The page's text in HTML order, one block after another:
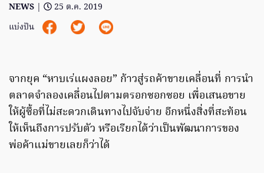
NEWS |
25 ต.ค. 2019
แบ่งปัน
จากยุค “หาบเร่แผงลอย” ก้าวสู่รถค้าขายเคลื่อนที่ การนำ
ตลาดจำลองเคลื่อนไปตามตรอกซอกซอย เพื่อเสนอขาย
ให้ผู้ซื้อที่ไม่สะดวกเดินทางไปจับจ่าย อีกหนึ่งสิ่งที่สะท้อน
ให้เห็นถึงการปรับตัว หรือเรียกได้ว่าเป็นพัฒนาการของ
พ่อค้าแม่ขายเลยก็ว่าได้